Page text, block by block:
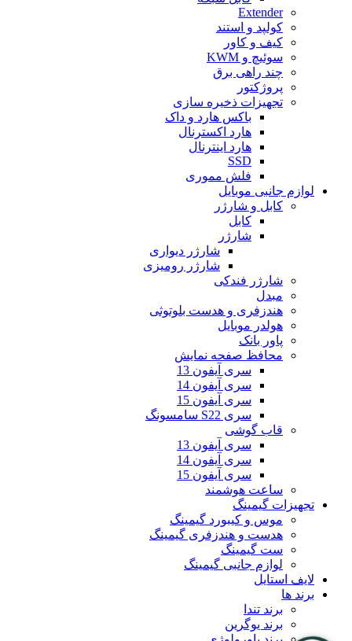
Extender
کولپد و استند
کیف و کاور
سوئیچ و KWM
چند راهی برق
پروژکتور
تجهیزات ذخیره سازی
باکس هارد و داک
هارد اکسترنال
هارد اینترنال
SSD
فلش مموری
لوازم جانبی موبایل
کابل و شارژر
کابل
شارژر
شارژر دیواری
شارژر رومیزی
شارژر فندکی
مبدل
هندزفری و هدست بلوتوثی
هولدر موبایل
پاور بانک
محافظ صفحه نمایش
سری آیفون 13
سری آیفون 14
سری آیفون 15
سری S22 سامسونگ
قاب گوشی
سری آیفون 13
سری آیفون 14
سری آیفون 15
ساعت هوشمند
تجهیزات گیمینگ
موس و کیبورد گیمینگ
هدست و هندزفری گیمینگ
ست گیمینگ
لوازم جانبی گیمینگ
لایف استایل
برند ها
برند تندا
برند یوگرین